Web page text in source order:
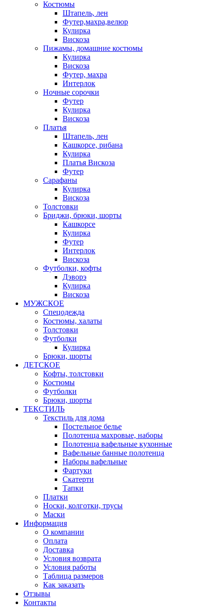
Костюмы
Штапель, лен
Футер,махра,велюр
Кулирка
Вискоза
Пижамы, домашние костюмы
Кулирка
Вискоза
Футер, махра
Интерлок
Ночные сорочки
Футер
Кулирка
Вискоза
Платья
Штапель, лен
Кашкорсе, рибана
Кулирка
Платья Вискоза
Футер
Сарафаны
Кулирка
Вискоза
Толстовки
Бриджи, брюки, шорты
Кашкорсе
Кулирка
Футер
Интерлок
Вискоза
Футболки, кофты
Дэворэ
Кулирка
Вискоза
МУЖСКОЕ
Спецодежда
Костюмы, халаты
Толстовки
Футболки
Кулирка
Брюки, шорты
ДЕТСКОЕ
Кофты, толстовки
Костюмы
Футболки
Брюки, шорты
ТЕКСТИЛЬ
Текстиль для дома
Постельное белье
Полотенца махровые, наборы
Полотенца вафельные кухонные
Вафельные банные полотенца
Наборы вафельные
Фартуки
Скатерти
Тапки
Платки
Носки, колготки, трусы
Маски
Информация
О компании
Оплата
Доставка
Условия возврата
Условия работы
Таблица размеров
Как заказать
Отзывы
Контакты